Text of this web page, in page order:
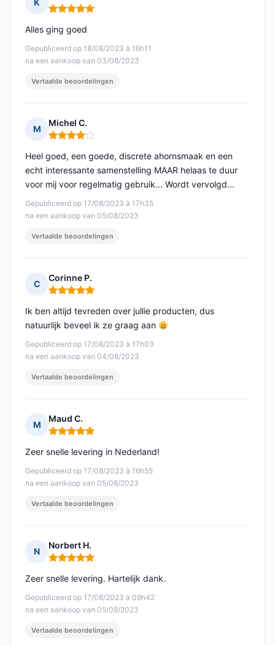
K
Opmerking: 5 van 5
Gepubliceerd op 18/08/2023 à 16h11
na een aankoop van 03/08/2023
Alles ging goed
Vertaalde beoordelingen
M
Michel C.
Opmerking: 4 van 5
Gepubliceerd op 17/08/2023 à 17h35
na een aankoop van 05/08/2023
Heel goed, een goede, discrete ahornsmaak en een
echt interessante samenstelling MAAR helaas te duur
voor mij voor regelmatig gebruik... Wordt vervolgd...
Vertaalde beoordelingen
C
Corinne P.
Opmerking: 5 van 5
Gepubliceerd op 17/08/2023 à 17h03
na een aankoop van 04/08/2023
Ik ben altijd tevreden over jullie producten, dus
natuurlijk beveel ik ze graag aan
Vertaalde beoordelingen
M
Maud C.
Opmerking: 5 van 5
Gepubliceerd op 17/08/2023 à 16h55
na een aankoop van 05/08/2023
Zeer snelle levering in Nederland!
Vertaalde beoordelingen
N
Norbert H.
Opmerking: 5 van 5
Gepubliceerd op 17/08/2023 à 09h42
na een aankoop van 05/08/2023
Zeer snelle levering. Hartelijk dank.
Vertaalde beoordelingen